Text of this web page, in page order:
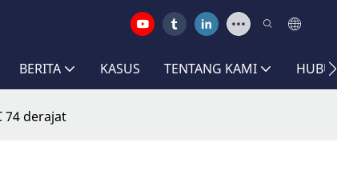
BERITA KASUS TENTANG KAMI
74 derajat